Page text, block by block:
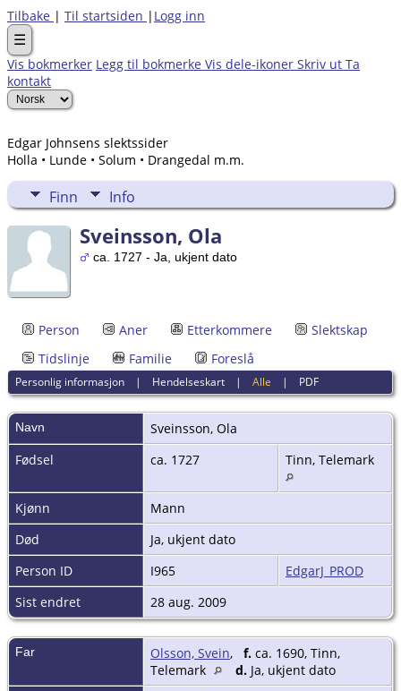
Tilbake | Til startsiden | Logg inn
☰
Vis bokmerker Legg til bokmerke Vis dele-ikoner Skriv ut Ta
kontakt
Edgar Johnsens slektssider
Holla • Lunde • Solum • Drangedal m.m.
Finn Info
Sveinsson, Ola
ca. 1727 - Ja, ukjent dato
Person Aner Etterkommere
Slektskap
Tidslinje
Familie Foreslå
Personlig informasjon | Hendelseskart |Alle | PDF
Navn Sveinsson, Ola
Fødsel
ca. 1727 Tinn, Telemark
Kjønn
Mann
Død
Ja, ukjent dato
Person ID
I965
EdgarJ_PROD
Sist endret
28 aug. 2009
Far Olsson, Svein, f. ca. 1690, Tinn,
Telemark
d. Ja, ukjent dato